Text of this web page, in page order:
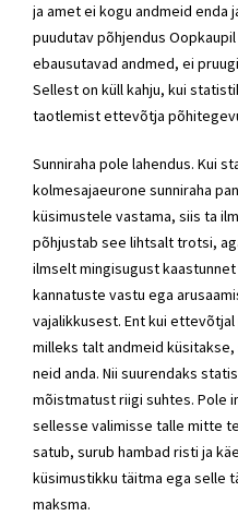
ja amet ei kogu andmeid enda
puudutav põhjendus
ebausutavad andmed, ei
Sellest on küll kahju, kui
taotlemist ettevõtja
Sunniraha pole lahendus. Kui
kolmesajaeurone sunniraha
küsimustele vastama, siis ta
põhjustab see lihtsalt trotsi,
ilmselt mingisugust
kannatuste vastu ega
vajalikkusest. Ent kui
milleks talt andmeid
neid anda. Nii suurendaks
mõistmatust riigi suhtes. Pole
sellesse valimisse talle mitte
satub, surub hambad risti ja
küsimustikku täitma ega selle
maksma.